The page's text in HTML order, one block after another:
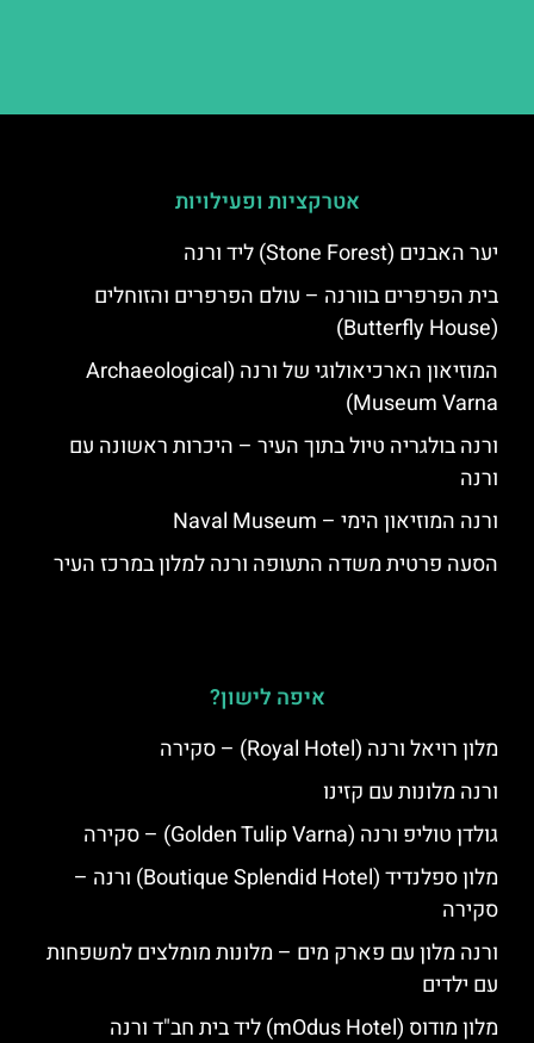
אטרקציות ופעילויות
יער האבנים (Stone Forest) ליד ורנה
בית הפרפרים בוורנה – עולם הפרפרים והזוחלים
(Butterfly House)
המוזיאון הארכיאולוגי של ורנה (Archaeological
Museum Varna)
ורנה בולגריה טיול בתוך העיר – היכרות ראשונה עם
ורנה
ורנה המוזיאון הימי – Naval Museum
הסעה פרטית משדה התעופה ורנה למלון במרכז העיר
איפה לישון?
מלון רויאל ורנה (Royal Hotel) – סקירה
ורנה מלונות עם קזינו
גולדן טוליפ ורנה (Golden Tulip Varna) – סקירה
מלון ספלנדיד (Boutique Splendid Hotel) ורנה –
סקירה
ורנה מלון עם פארק מים – מלונות מומלצים למשפחות
עם ילדים
מלון מודוס (mOdus Hotel) ליד בית חב"ד ורנה